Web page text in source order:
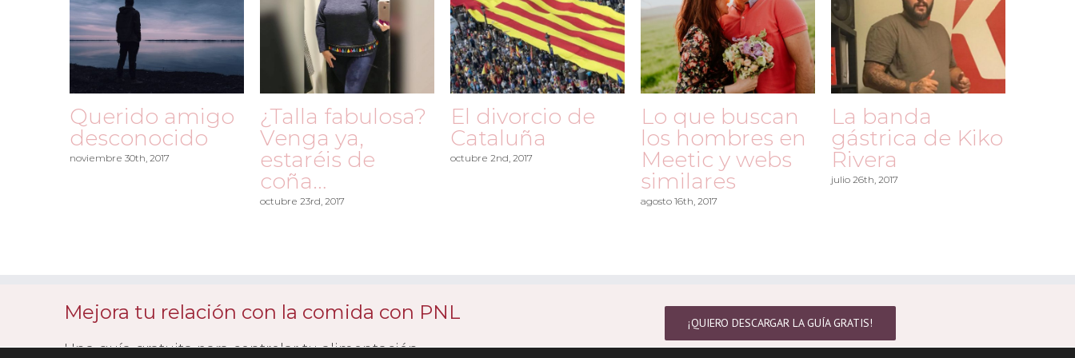
Querido amigo
desconocido
noviembre 30th, 2017
¿Talla fabulosa?
Venga ya,
estaréis de
coña…
octubre 23rd, 2017
El divorcio de
Cataluña
octubre 2nd, 2017
Lo que buscan
los hombres en
Meetic y webs
similares
agosto 16th, 2017
La banda
gástrica de Kiko
Rivera
julio 26th, 2017
Mejora tu relación con la comida con PNL
Una guía gratuita para controlar tu alimentación.
¡QUIERO DESCARGAR LA GUÍA GRATIS!